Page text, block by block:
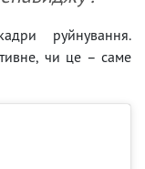
руйнування.
чи це – саме